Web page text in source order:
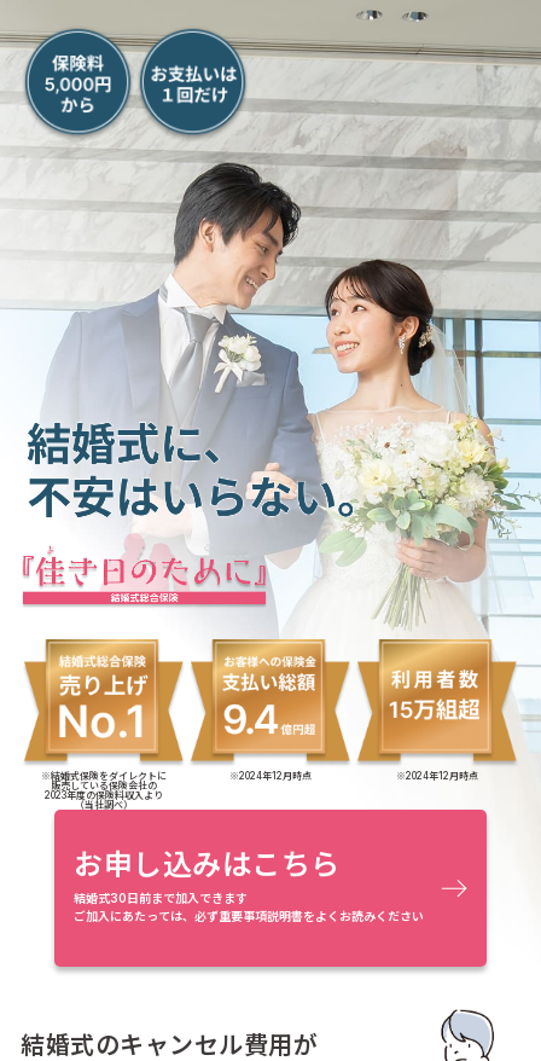
※結婚式保険をダイレクトに
販売している保険会社の
2023年度の保険料収入より
（当社調べ）
※2024年12月時点 ※2024年12月時点
お申し込みはこちら
結婚式30日前まで加入できます
ご加入にあたっては、必ず重要事項説明書をよくお読みください
結婚式のキャンセル費用が